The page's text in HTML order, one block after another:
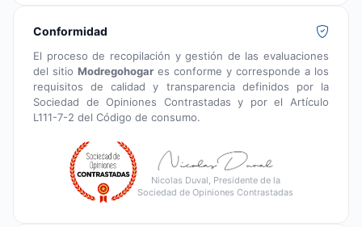
Conformidad
El proceso de recopilación y gestión de las evaluaciones
del sitio Modregohogar es conforme y corresponde a los
requisitos de calidad y transparencia definidos por la
Sociedad de Opiniones Contrastadas y por el Artículo
L111-7-2 del Código de consumo.
Nicolas Duval, Presidente de la
Sociedad de Opiniones Contrastadas